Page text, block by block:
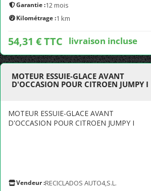
Garantie :12 mois
Kilométrage :1 km
54,31 € TTC livraison incluse
MOTEUR ESSUIE-GLACE AVANT
D'OCCASION POUR CITROEN JUMPY I
MOTEUR ESSUIE-GLACE AVANT
D'OCCASION POUR CITROEN JUMPY I
Vendeur :RECICLADOS AUTO4,S.L.